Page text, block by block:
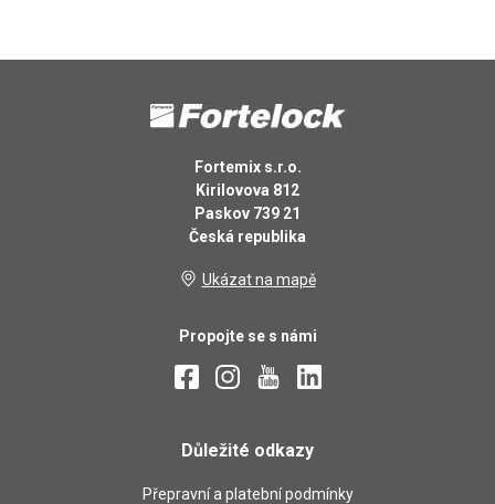
Fortemix s.r.o.
Kirilovova 812
Paskov 739 21
Česká republika
Ukázat na mapě
Propojte se s námi
Důležité odkazy
Přepravní a platební podmínky